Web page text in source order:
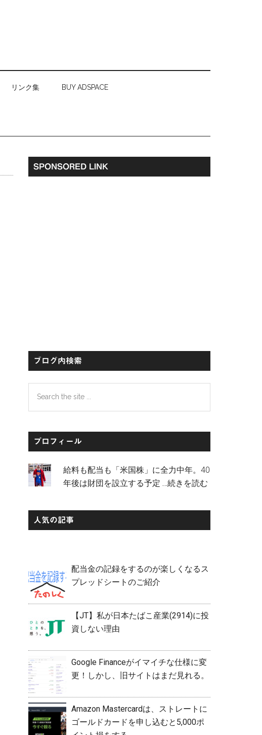
リンク集 BUY ADSPACE
最
SPONSORED LINK
ブログ内検索
the
プロフィール
給料も配当も「米国株」に全力中年。40
年後は財団を設立する予定 …続きを読む
人気の記事
配当金の記録をするのが楽しくなるス
プレッドシートのご紹介
【JT】私が日本たばこ産業(2914)に投
資しない理由
Google Financeがイマイチな仕様に変
更！しかし、旧サイトはまだ見れる。
Amazon Mastercardは、ストレートに
ゴールドカードを申し込むと5,000ポ